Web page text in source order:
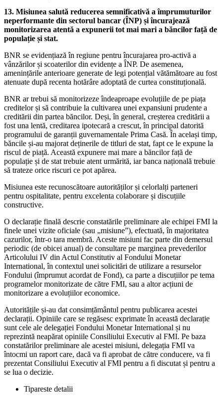
13. Misiunea salută reducerea semnificativă a împrumuturilor
neperformante din sectorul bancar (ÎNP) și încurajează
monitorizarea atentă a expunerii tot mai mari a băncilor față de
populație și stat.
BNR se evidențiază în regiune pentru încurajarea pro-activă a
vânzărilor și scoaterilor din evidențe a ÎNP. De asemenea,
amenințările anterioare generate de legi potențial vătămătoare au fost
atenuate după recenta hotărâre adoptată de curtea constituțională.
BNR ar trebui să monitorizeze îndeaproape evoluțiile de pe piața
creditelor și să contribuie la cultivarea unei expansiuni prudente a
creditării din partea băncilor. Deși, în general, creșterea creditării a
fost una lentă, creditarea ipotecară a crescut, în principal datorită
programului de garanții guvernamentale Prima Casă. În același timp,
băncile și-au majorat deținerile de titluri de stat, fapt ce le expune la
riscul de piață. Această expunere mai mare a băncilor față de
populație și de stat trebuie atent urmărită, iar banca națională trebuie
să trateze orice riscuri ce pot apărea.
Misiunea este recunoscătoare autorităților și celorlalți parteneri
pentru ospitalitate, pentru excelenta colaborare și discuțiile
constructive.
O declarație finală descrie constatările preliminare ale echipei FMI la
finele unei vizite oficiale (sau „misiune”), efectuată, în majoritatea
cazurilor, într-o tara membră. Aceste misiuni fac parte din demersul
periodic (de obicei anual) de consultare pe marginea prevederilor
Articolului IV din Actul Constitutiv al Fondului Monetar
International, în contextul unei solicitări de utilizare a resurselor
Fondului (împrumut acordat de Fond), ca parte a discuțiilor pe tema
programelor monitorizate de către FMI, sau a altor acțiuni de
monitorizare a evoluțiilor economice.
Autoritățile și-au dat consimțământul pentru publicarea acestei
declarații. Opiniile care se regăsesc exprimate în această declarație
sunt cele ale delegației Fondului Monetar International și nu
reprezintă neapărat opiniile Consiliului Executiv al FMI. Pe baza
constatărilor preliminare ale acestei misiuni, delegația FMI va
întocmi un raport care, dacă va fi aprobat de către conducere, va fi
prezentat Consiliului Executiv al FMI pentru a fi discutat și pentru a
se lua o decizie.
Tipareste detalii